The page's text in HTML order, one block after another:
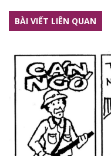
BÀI VIẾT LIÊN QUAN